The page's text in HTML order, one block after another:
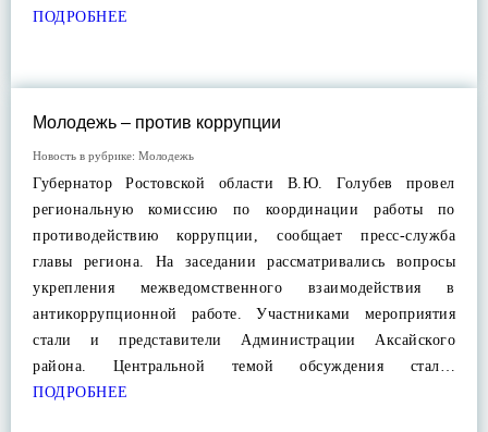
ПОДРОБНЕЕ
Молодежь – против коррупции
Новость в рубрике: Молодежь
Губернатор Ростовской области В.Ю. Голубев провел
региональную комиссию по координации работы по
противодействию коррупции, сообщает пресс-служба
главы региона. На заседании рассматривались вопросы
укрепления межведомственного взаимодействия в
антикоррупционной работе. Участниками мероприятия
стали и представители Администрации Аксайского
района. Центральной темой обсуждения стал…
ПОДРОБНЕЕ